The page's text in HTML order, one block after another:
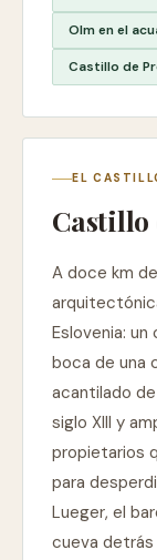
Olm en el
Castillo de
EL
Castillo
A doce km
Eslovenia:
boca de una
acantilado de
siglo XIII y
propietarios
para
Lueger, el
cueva